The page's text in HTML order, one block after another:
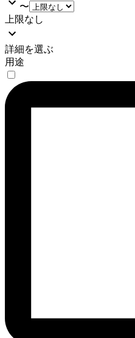
〜
上限なし
詳細を選ぶ
用途